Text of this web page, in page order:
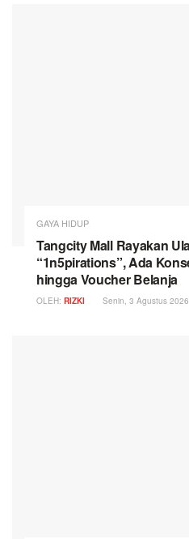
GAYA HIDUP
Tangcity Mall Rayakan
“1n5pirations”, Ada
hingga Voucher Belanja
OLEH: RIZKI Senin, 3 Agustus